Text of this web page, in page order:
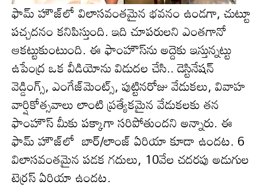
ఫామ్ హౌజ్‌లో విలాస‌వంత‌మైన భ‌వనం ఉండ‌గా, చుట్టూ
ప‌చ్చ‌దనం క‌నిపిస్తుంది. ఇది చూపరుల‌ని ఎంత‌గానో
ఆక‌ట్టుకుంటుంది. ఈ ఫాంహౌస్‌ను అద్దెకు ఇస్తున్నట్టు
ఉపేంద్ర ఒక వీడియోను విడుదల చేసి.. డెస్టినేషన్
వెడ్డింగ్స్, ఎంగేజ్‌మెంట్స్, పుట్టినరోజు వేడుకలు, వివాహ
వార్షికోత్సవాలు లాంటి ప్రత్యేకమైన వేడుకలకు తన
ఫాంహౌస్ మీకు ప‌క్కాగా స‌రిపోతుంద‌ని అన్నారు. ఈ
ఫామ్ హౌజ్‌లో బార్/లాంజ్ ఏరియా కూడా ఉందట‌. 6
విలాసవంతమైన పడక గదులు, 10వేల చదరపు అడుగుల
టెర్రస్ ఏరియా ఉందట‌.